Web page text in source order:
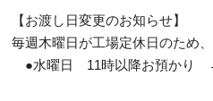
【お渡し日変更のお知らせ】
毎週木曜日が工場定休日のため
●水曜日 11時以降お預かり